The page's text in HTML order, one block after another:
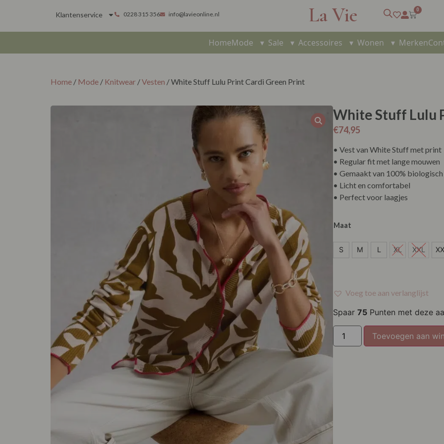
Klantenservice 0228 315 356 info@lavieonline.nl La Vie 0
HomeMode ▾ Sale ▾ Accessoires ▾ Wonen ▾ Merken
Home / Mode / Knitwear /Vesten / White Stuff Lulu Print Cardi Green Print
White Stuff Lulu
€74,95
• Vest van White Stuff met print
• Regular fit met lange mouwen
• Gemaakt van 100%
• Licht en comfortabel
• Perfect voor laagjes
Maat
S
XXL
XXXL
S M L XL XXL
Voeg toe aan verlanglijst
Spaar 75 Punten met deze
Toevoegen aan